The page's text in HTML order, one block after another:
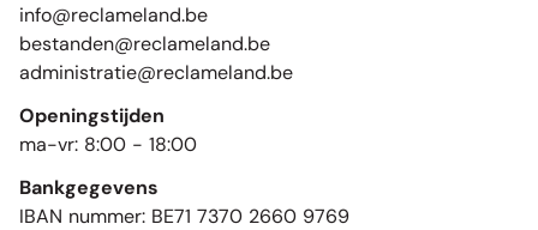
info@reclameland.be
bestanden@reclameland.be
administratie@reclameland.be
Openingstijden
ma-vr: 8:00 - 18:00
Bankgegevens
IBAN nummer: BE71 7370 2660 9769